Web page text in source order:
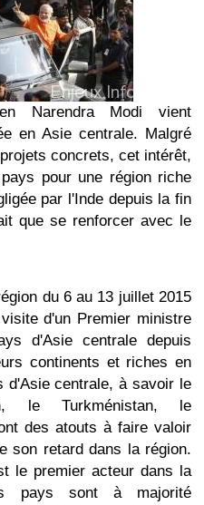
Narendra Modi vient
en Asie centrale. Malgré
concrets, cet intérêt,
pour une région riche
par l'Inde depuis la fin
que se renforcer avec le
du 6 au 13 juillet 2015
d'un Premier ministre
d'Asie centrale depuis
continents et riches en
d'Asie centrale, à savoir le
le Turkménistan, le
des atouts à faire valoir
son retard dans la région.
le premier acteur dans la
pays sont à majorité